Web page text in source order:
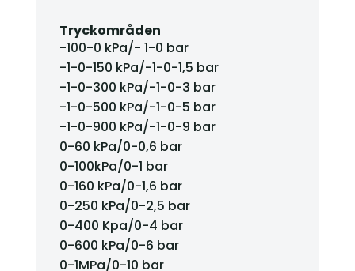
Tryckområden
-100-0 kPa/- 1-0 bar
-1-0-150 kPa/-1-0-1,5 bar
-1-0-300 kPa/-1-0-3 bar
-1-0-500 kPa/-1-0-5 bar
-1-0-900 kPa/-1-0-9 bar
0-60 kPa/0-0,6 bar
0-100kPa/0-1 bar
0-160 kPa/0-1,6 bar
0-250 kPa/0-2,5 bar
0-400 Kpa/0-4 bar
0-600 kPa/0-6 bar
0-1MPa/0-10 bar